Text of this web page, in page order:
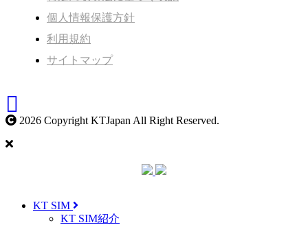
個人情報保護方針
利用規約
サイトマップ
2026 Copyright KTJapan All Right Reserved.
KT SIM
KT SIM紹介